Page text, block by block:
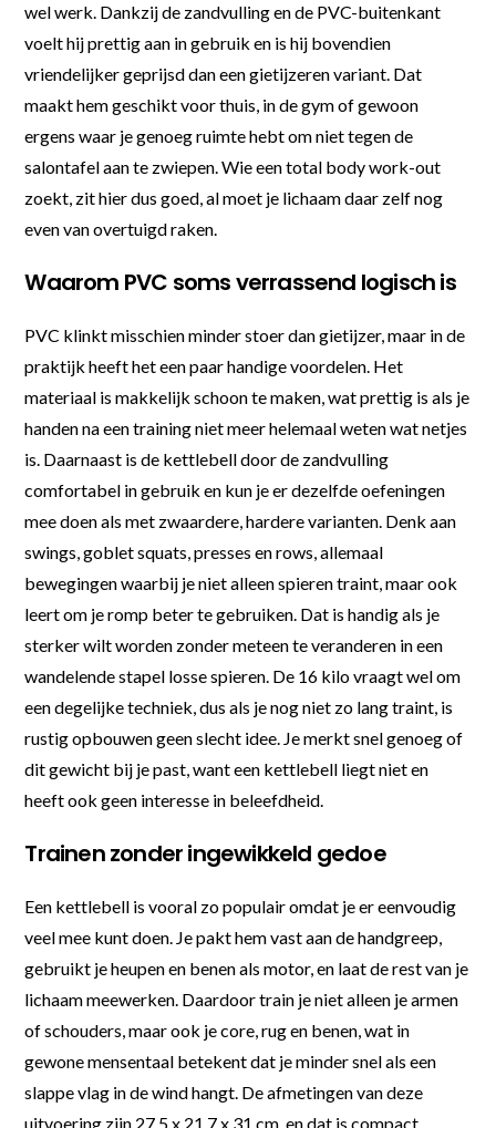
wel werk. Dankzij de zandvulling en de PVC-buitenkant
voelt hij prettig aan in gebruik en is hij bovendien
vriendelijker geprijsd dan een gietijzeren variant. Dat
maakt hem geschikt voor thuis, in de gym of gewoon
ergens waar je genoeg ruimte hebt om niet tegen de
salontafel aan te zwiepen. Wie een total body work-out
zoekt, zit hier dus goed, al moet je lichaam daar zelf nog
even van overtuigd raken.
Waarom PVC soms verrassend logisch is
PVC klinkt misschien minder stoer dan gietijzer, maar in de
praktijk heeft het een paar handige voordelen. Het
materiaal is makkelijk schoon te maken, wat prettig is als je
handen na een training niet meer helemaal weten wat netjes
is. Daarnaast is de kettlebell door de zandvulling
comfortabel in gebruik en kun je er dezelfde oefeningen
mee doen als met zwaardere, hardere varianten. Denk aan
swings, goblet squats, presses en rows, allemaal
bewegingen waarbij je niet alleen spieren traint, maar ook
leert om je romp beter te gebruiken. Dat is handig als je
sterker wilt worden zonder meteen te veranderen in een
wandelende stapel losse spieren. De 16 kilo vraagt wel om
een degelijke techniek, dus als je nog niet zo lang traint, is
rustig opbouwen geen slecht idee. Je merkt snel genoeg of
dit gewicht bij je past, want een kettlebell liegt niet en
heeft ook geen interesse in beleefdheid.
Trainen zonder ingewikkeld gedoe
Een kettlebell is vooral zo populair omdat je er eenvoudig
veel mee kunt doen. Je pakt hem vast aan de handgreep,
gebruikt je heupen en benen als motor, en laat de rest van je
lichaam meewerken. Daardoor train je niet alleen je armen
of schouders, maar ook je core, rug en benen, wat in
gewone mensentaal betekent dat je minder snel als een
slappe vlag in de wind hangt. De afmetingen van deze
uitvoering zijn 27,5 x 21,7 x 31 cm, en dat is compact